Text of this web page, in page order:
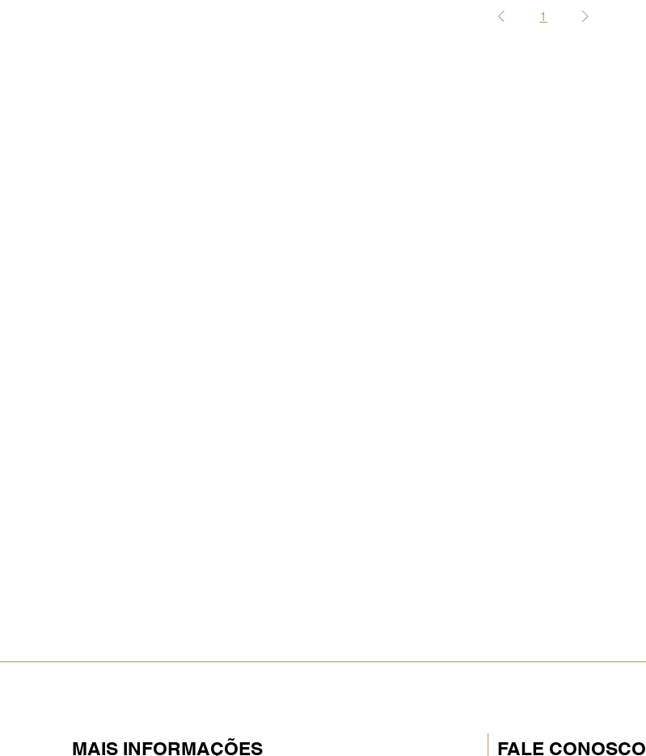
1
MAIS INFORMAÇÕES FALE CONOSCO